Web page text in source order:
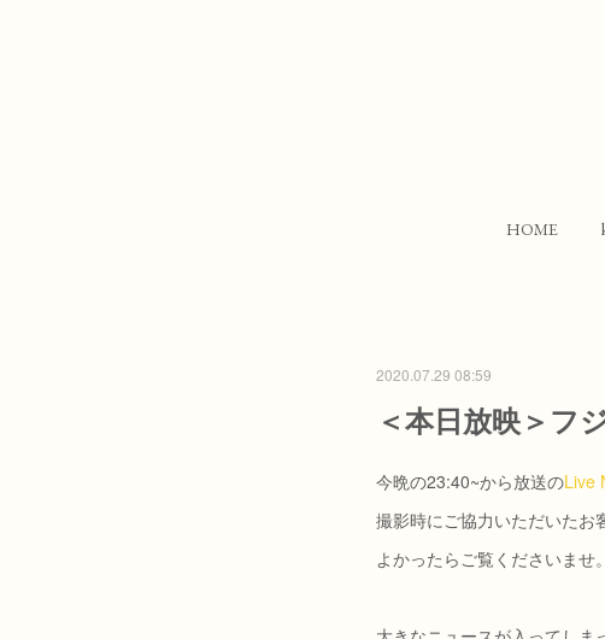
HOME
2020.07.29 08:59
＜本日放映＞フ
今晩の23:40~から放送のLive
撮影時にご協力いただいたお
よかったらご覧くださいませ。